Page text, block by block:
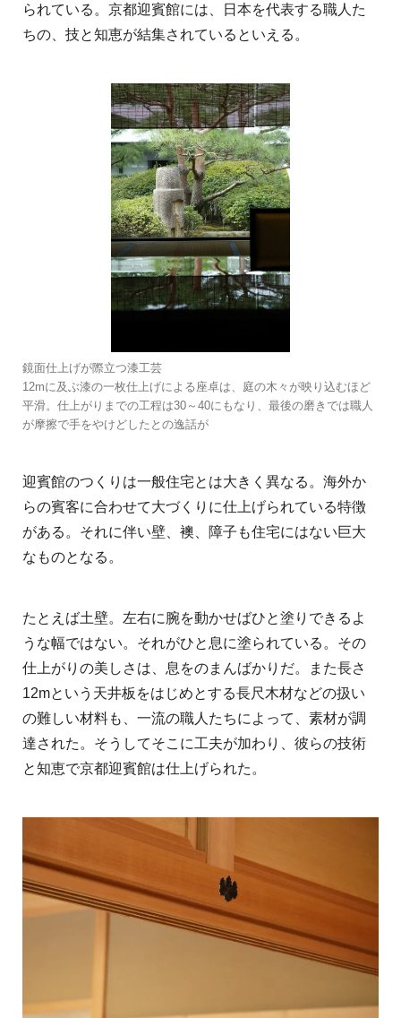
られている。京都迎賓館には、日本を代表する職人た
ちの、技と知恵が結集されているといえる。
鏡面仕上げが際立つ漆工芸
12mに及ぶ漆の一枚仕上げによる座卓は、庭の木々が映り込むほど
平滑。仕上がりまでの工程は30～40にもなり、最後の磨きでは職人
が摩擦で手をやけどしたとの逸話が
迎賓館のつくりは一般住宅とは大きく異なる。海外か
らの賓客に合わせて大づくりに仕上げられている特徴
がある。それに伴い壁、襖、障子も住宅にはない巨大
なものとなる。
たとえば土壁。左右に腕を動かせばひと塗りできるよ
うな幅ではない。それがひと息に塗られている。その
仕上がりの美しさは、息をのまんばかりだ。また長さ
12mという天井板をはじめとする長尺木材などの扱い
の難しい材料も、一流の職人たちによって、素材が調
達された。そうしてそこに工夫が加わり、彼らの技術
と知恵で京都迎賓館は仕上げられた。